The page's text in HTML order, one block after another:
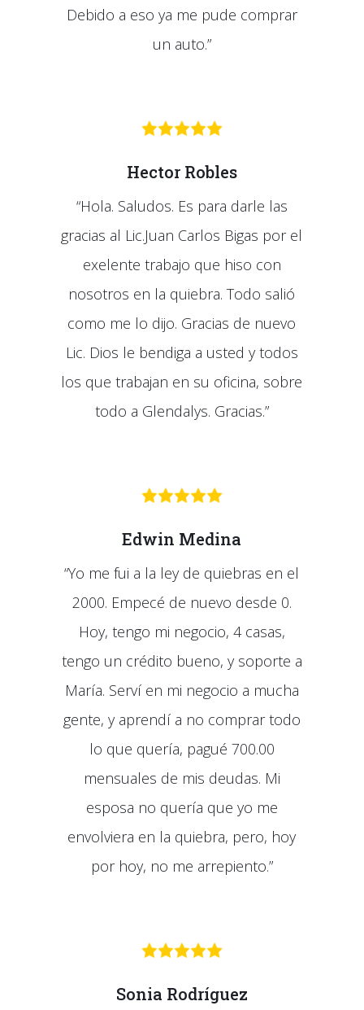
Debido a eso ya me pude comprar
un auto.”
Hector Robles
“Hola. Saludos. Es para darle las
gracias al Lic.Juan Carlos Bigas por el
exelente trabajo que hiso con
nosotros en la quiebra. Todo salió
como me lo dijo. Gracias de nuevo
Lic. Dios le bendiga a usted y todos
los que trabajan en su oficina, sobre
todo a Glendalys. Gracias.”
Edwin Medina
“Yo me fui a la ley de quiebras en el
2000. Empecé de nuevo desde 0.
Hoy, tengo mi negocio, 4 casas,
tengo un crédito bueno, y soporte a
María. Serví en mi negocio a mucha
gente, y aprendí a no comprar todo
lo que quería, pagué 700.00
mensuales de mis deudas. Mi
esposa no quería que yo me
envolviera en la quiebra, pero, hoy
por hoy, no me arrepiento.”
Sonia Rodríguez